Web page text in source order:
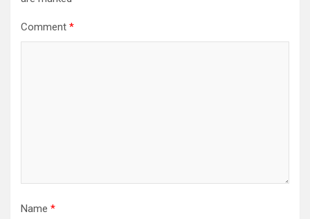
Comment *
Name *